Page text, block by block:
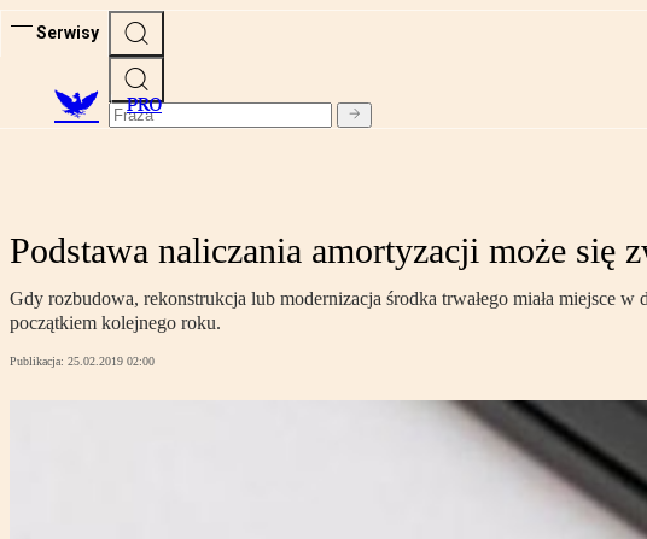
Serwisy
PRO
Podstawa naliczania amortyzacji może się
Gdy rozbudowa, rekonstrukcja lub modernizacja środka trwałego miała miejsce
początkiem kolejnego roku.
Publikacja: 25.02.2019 02:00